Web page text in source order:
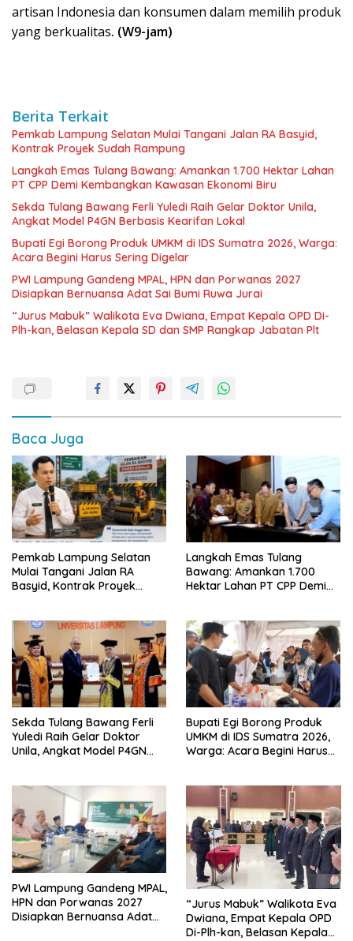
artisan Indonesia dan konsumen dalam memilih produk
yang berkualitas. (W9-jam)
Berita Terkait
Pemkab Lampung Selatan Mulai Tangani Jalan RA Basyid,
Kontrak Proyek Sudah Rampung
Langkah Emas Tulang Bawang: Amankan 1.700 Hektar Lahan
PT CPP Demi Kembangkan Kawasan Ekonomi Biru
Sekda Tulang Bawang Ferli Yuledi Raih Gelar Doktor Unila,
Angkat Model P4GN Berbasis Kearifan Lokal
Bupati Egi Borong Produk UMKM di IDS Sumatra 2026, Warga:
Acara Begini Harus Sering Digelar
PWI Lampung Gandeng MPAL, HPN dan Porwanas 2027
Disiapkan Bernuansa Adat Sai Bumi Ruwa Jurai
“Jurus Mabuk” Walikota Eva Dwiana, Empat Kepala OPD Di-
Plh-kan, Belasan Kepala SD dan SMP Rangkap Jabatan Plt
Baca Juga
Pemkab Lampung Selatan
Mulai Tangani Jalan RA
Basyid, Kontrak Proyek
Langkah Emas Tulang
Bawang: Amankan 1.700
Hektar Lahan PT CPP Demi
Sekda Tulang Bawang Ferli
Yuledi Raih Gelar Doktor
Unila, Angkat Model P4GN
Bupati Egi Borong Produk
UMKM di IDS Sumatra 2026,
Warga: Acara Begini Harus
PWI Lampung Gandeng MPAL,
HPN dan Porwanas 2027
Disiapkan Bernuansa Adat
“Jurus Mabuk” Walikota Eva
Dwiana, Empat Kepala OPD
Di-Plh-kan, Belasan Kepala